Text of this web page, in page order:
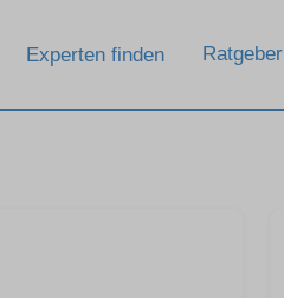
Experten finden Ratgeber